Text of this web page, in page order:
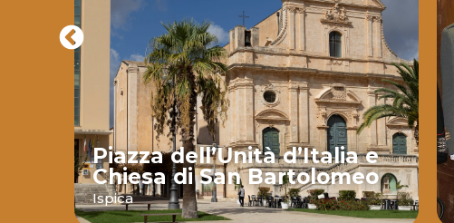
Piazza dell’Unità d’Italia e
Chiesa di San Bartolomeo
Ispica